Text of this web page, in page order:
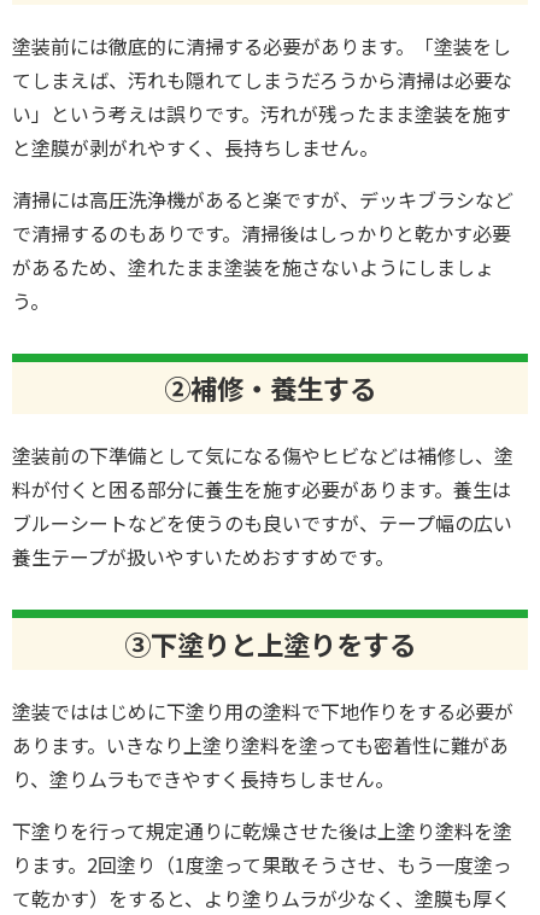
塗装前には徹底的に清掃する必要があります。「塗装をし
てしまえば、汚れも隠れてしまうだろうから清掃は必要な
い」という考えは誤りです。汚れが残ったまま塗装を施す
と塗膜が剥がれやすく、長持ちしません。
清掃には高圧洗浄機があると楽ですが、デッキブラシなど
で清掃するのもありです。清掃後はしっかりと乾かす必要
があるため、塗れたまま塗装を施さないようにしましょ
う。
②補修・養生する
塗装前の下準備として気になる傷やヒビなどは補修し、塗
料が付くと困る部分に養生を施す必要があります。養生は
ブルーシートなどを使うのも良いですが、テープ幅の広い
養生テープが扱いやすいためおすすめです。
③下塗りと上塗りをする
塗装でははじめに下塗り用の塗料で下地作りをする必要が
あります。いきなり上塗り塗料を塗っても密着性に難があ
り、塗りムラもできやすく長持ちしません。
下塗りを行って規定通りに乾燥させた後は上塗り塗料を塗
ります。2回塗り（1度塗って果敢そうさせ、もう一度塗っ
て乾かす）をすると、より塗りムラが少なく、塗膜も厚く